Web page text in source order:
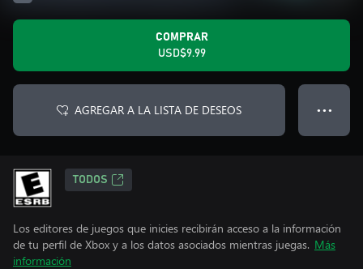
COMPRAR
USD$9.99
AGREGAR A LA LISTA DE DESEOS ● ● ●
TODOS
Los editores de juegos que inicies recibirán acceso a la información
de tu perfil de Xbox y a los datos asociados mientras juegas. Más
información